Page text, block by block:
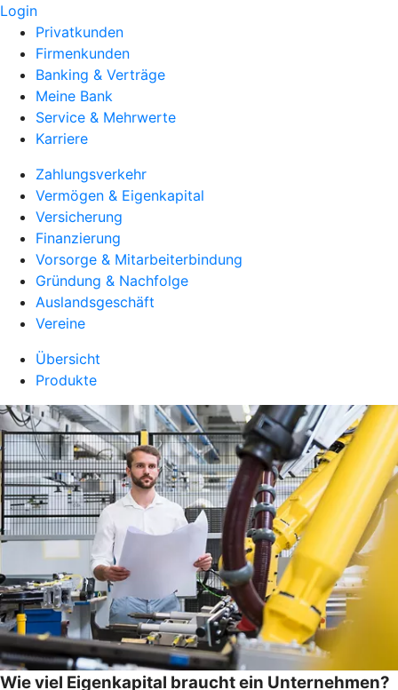
Login
Privatkunden
Firmenkunden
Banking & Verträge
Meine Bank
Service & Mehrwerte
Karriere
Zahlungsverkehr
Vermögen & Eigenkapital
Versicherung
Finanzierung
Vorsorge & Mitarbeiterbindung
Gründung & Nachfolge
Auslandsgeschäft
Vereine
Übersicht
Produkte
Wie viel Eigenkapital braucht ein Unternehmen?